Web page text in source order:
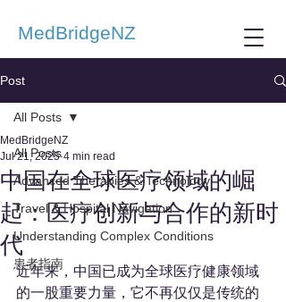
MedBridgeNZ
Post
All Posts
Advanced Therapies & Technology
Travel & Hospital Navigation
Understanding Complex Conditions
患者指南
All Posts
中国在全球医疗领域的崛
起：医疗创新与合作的新时
代
MedBridgeNZ
Jul 21, 2025 4 min read
近年来，中国已成为全球医疗健康领域
的一股重要力量，它不再仅仅是传统的